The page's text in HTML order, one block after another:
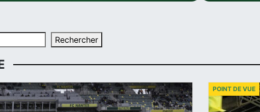
Rechercher
POINT DE VUE